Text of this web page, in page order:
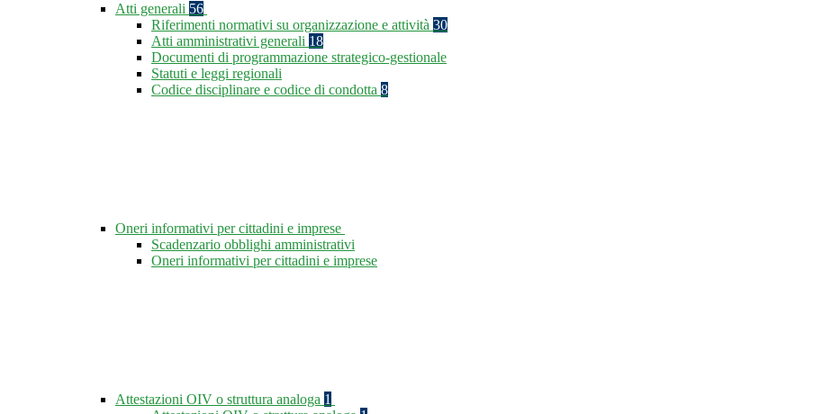
Atti generali 56
Riferimenti normativi su organizzazione e attività 30
Atti amministrativi generali 18
Documenti di programmazione strategico-gestionale
Statuti e leggi regionali
Codice disciplinare e codice di condotta 8
Oneri informativi per cittadini e imprese
Scadenzario obblighi amministrativi
Oneri informativi per cittadini e imprese
Attestazioni OIV o struttura analoga 1